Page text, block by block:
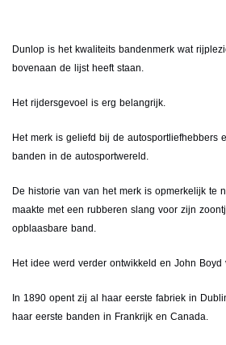
Dunlop is het kwaliteits bandenmerk wat
bovenaan de lijst heeft staan.
Het rijdersgevoel is erg belangrijk.
Het merk is geliefd bij de autosportliefhebbers
banden in de autosportwereld.
De historie van van het merk is opmerkelijk te
maakte met een rubberen slang voor zijn
opblaasbare band.
Het idee werd verder ontwikkeld en John
In 1890 opent zij al haar eerste fabriek in
haar eerste banden in Frankrijk en Canada.